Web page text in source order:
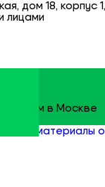
дом 18, корпус
лицами
оптом в Москве
материалы